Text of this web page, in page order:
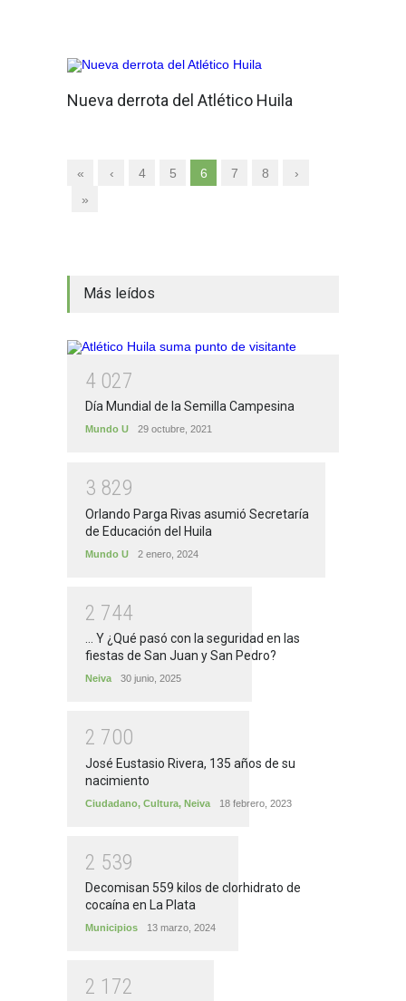
Nueva derrota del Atlético Huila
« ‹ 4 5 6 7 8
›
»
Más leídos
4 027
Día Mundial de la Semilla Campesina
Mundo U 29 octubre, 2021
3 829
Orlando Parga Rivas asumió Secretaría
de Educación del Huila
Mundo U 2 enero, 2024
2 744
... Y ¿Qué pasó con la seguridad en las
fiestas de San Juan y San Pedro?
Neiva 30 junio, 2025
2 700
José Eustasio Rivera, 135 años de su
nacimiento
Ciudadano, Cultura, Neiva 18 febrero, 2023
2 539
Decomisan 559 kilos de clorhidrato de
cocaína en La Plata
Municipios 13 marzo, 2024
2 1 72